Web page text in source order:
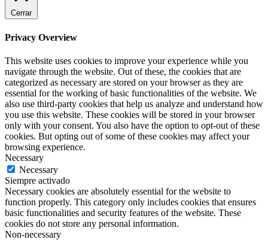
Cerrar
Privacy Overview
This website uses cookies to improve your experience while you
navigate through the website. Out of these, the cookies that are
categorized as necessary are stored on your browser as they are
essential for the working of basic functionalities of the website. We
also use third-party cookies that help us analyze and understand how
you use this website. These cookies will be stored in your browser
only with your consent. You also have the option to opt-out of these
cookies. But opting out of some of these cookies may affect your
browsing experience.
Necessary
Necessary
Siempre activado
Necessary cookies are absolutely essential for the website to
function properly. This category only includes cookies that ensures
basic functionalities and security features of the website. These
cookies do not store any personal information.
Non-necessary